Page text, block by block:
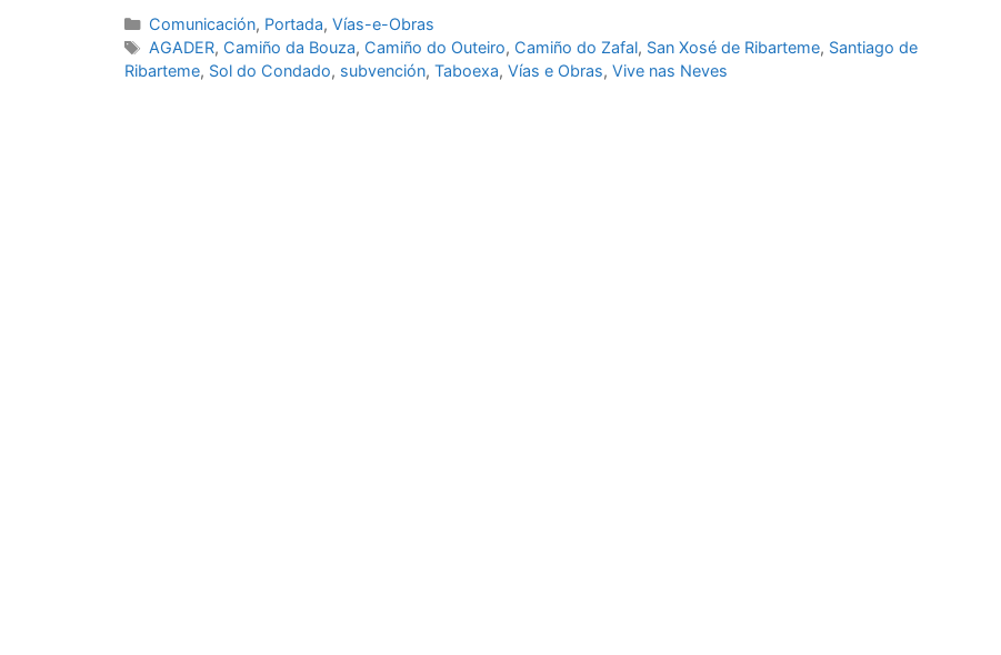
Comunicación, Portada, Vías-e-Obras
AGADER, Camiño da Bouza, Camiño do Outeiro, Camiño do Zafal, San Xosé de Ribarteme, Santiago de
Ribarteme, Sol do Condado, subvención, Taboexa, Vías e Obras, Vive nas Neves